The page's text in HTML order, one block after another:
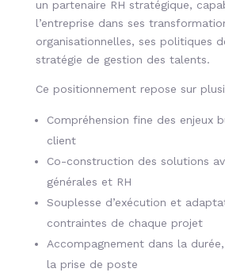
un partenaire RH stratégique,
l’entreprise dans ses
organisationnelles, ses politiques
stratégie de gestion des talents.
Ce positionnement repose sur
Compréhension fine des enjeux
client
Co-construction des solutions
générales et RH
Souplesse d’exécution et
contraintes de chaque projet
Accompagnement dans la
la prise de poste